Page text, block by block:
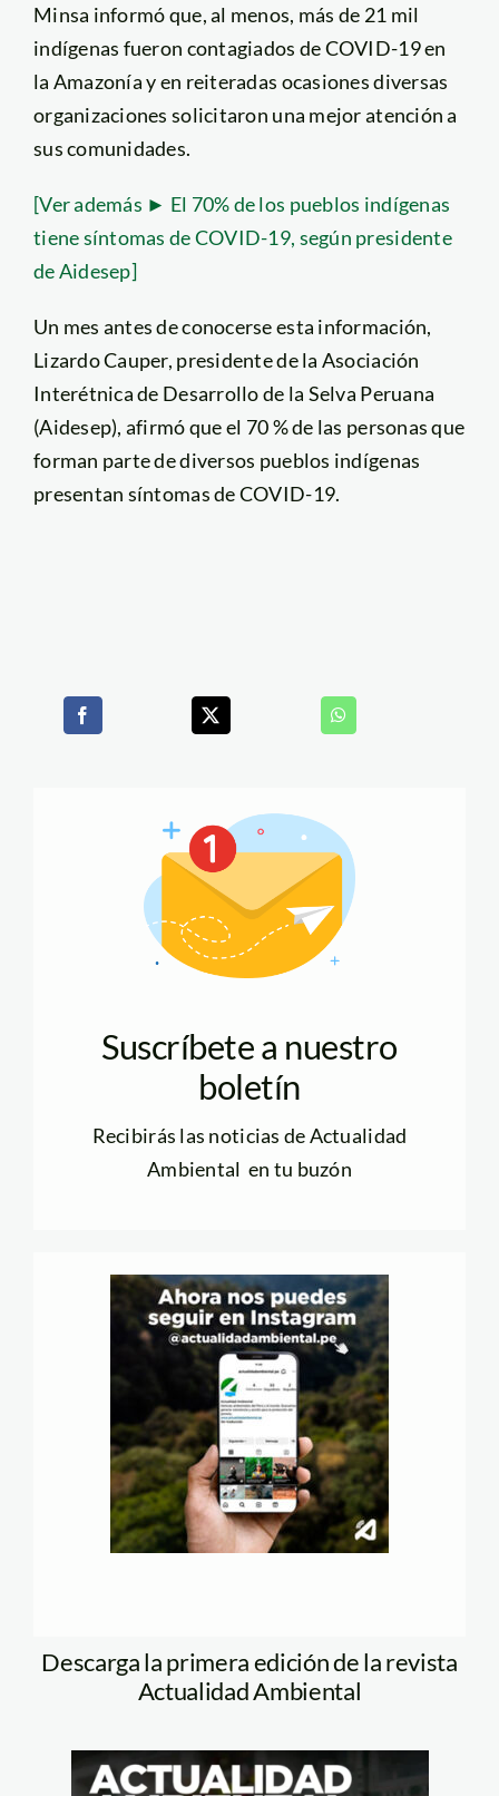
Minsa informó que, al menos, más de 21 mil
indígenas fueron contagiados de COVID-19 en
la Amazonía y en reiteradas ocasiones diversas
organizaciones solicitaron una mejor atención a
sus comunidades.
[Ver además ► El 70% de los pueblos indígenas
tiene síntomas de COVID-19, según presidente
de Aidesep]
Un mes antes de conocerse esta información,
Lizardo Cauper, presidente de la Asociación
Interétnica de Desarrollo de la Selva Peruana
(Aidesep), afirmó que el 70 % de las personas que
forman parte de diversos pueblos indígenas
presentan síntomas de COVID-19.
Suscríbete a nuestro
boletín
Recibirás las noticias de Actualidad
Ambiental en tu buzón
Descarga la primera edición de la revista
Actualidad Ambiental